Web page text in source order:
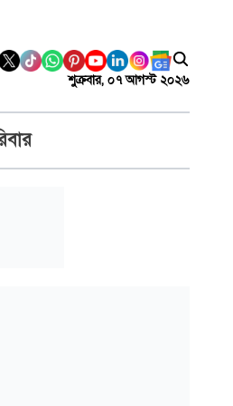
শুক্রবার, ০৭ আগস্ট ২০২৬